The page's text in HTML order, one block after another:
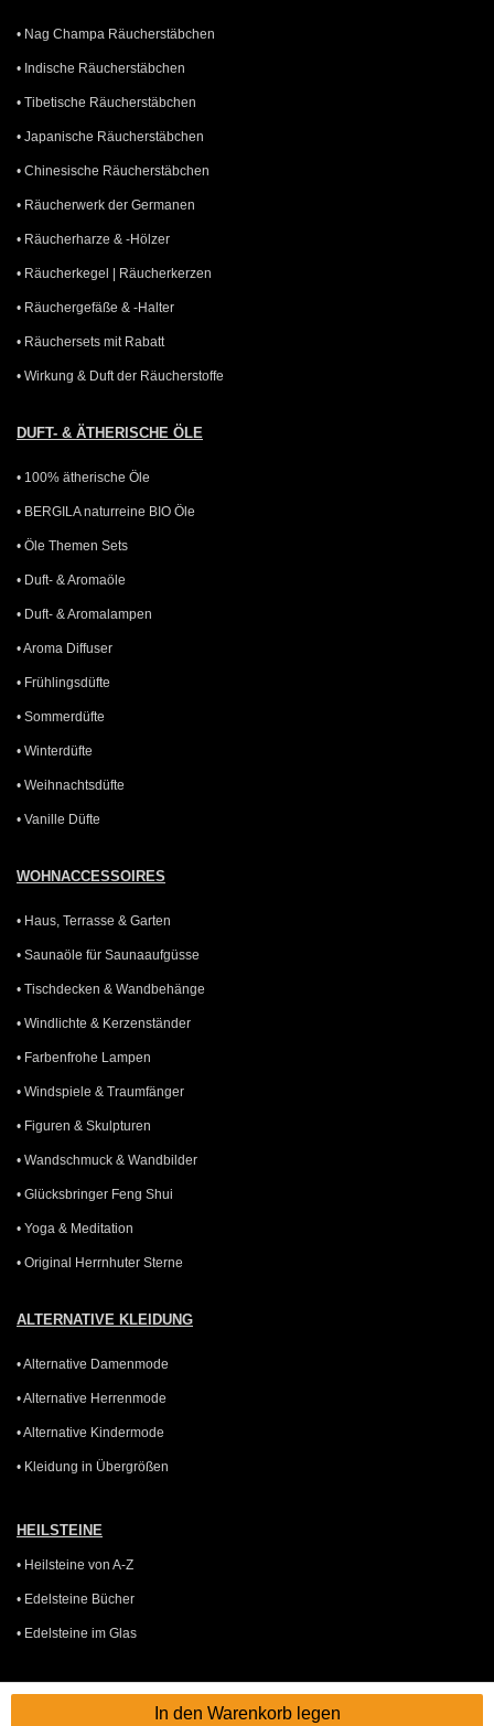
• Nag Champa Räucherstäbchen
• Indische Räucherstäbchen
• Tibetische Räucherstäbchen
• Japanische Räucherstäbchen
• Chinesische Räucherstäbchen
• Räucherwerk der Germanen
• Räucherharze & -Hölzer
• Räucherkegel | Räucherkerzen
• Räuchergefäße & -Halter
• Räuchersets mit Rabatt
• Wirkung & Duft der Räucherstoffe
DUFT- & ÄTHERISCHE ÖLE
• 100% ätherische Öle
• BERGILA naturreine BIO Öle
• Öle Themen Sets
• Duft- & Aromaöle
• Duft- & Aromalampen
• Aroma Diffuser
• Frühlingsdüfte
• Sommerdüfte
• Winterdüfte
• Weihnachtsdüfte
• Vanille Düfte
WOHNACCESSOIRES
• Haus, Terrasse & Garten
• Saunaöle für Saunaaufgüsse
• Tischdecken & Wandbehänge
• Windlichte & Kerzenständer
• Farbenfrohe Lampen
• Windspiele & Traumfänger
• Figuren & Skulpturen
• Wandschmuck & Wandbilder
• Glücksbringer Feng Shui
• Yoga & Meditation
• Original Herrnhuter Sterne
ALTERNATIVE KLEIDUNG
• Alternative Damenmode
• Alternative Herrenmode
• Alternative Kindermode
• Kleidung in Übergrößen
HEILSTEINE
• Heilsteine von A-Z
• Edelsteine Bücher
• Edelsteine im Glas
GUTSCHEINE
In den Warenkorb legen